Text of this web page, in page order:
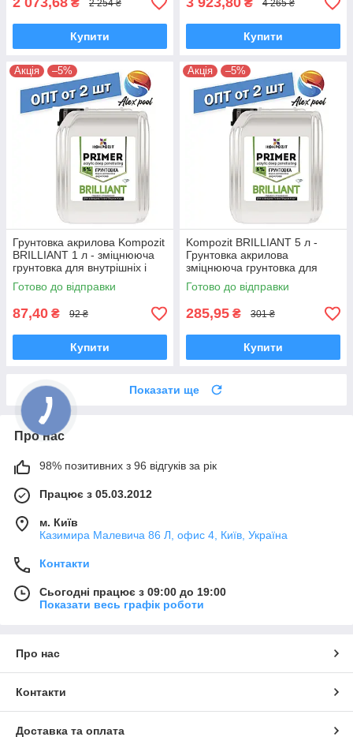
₴ 2 254 ₴
Купити
₴ 4 265 ₴
Купити
Акція –5%
Грунтовка акрилова Kompozit
BRILLIANT 1 л - зміцнююча
грунтовка для внутрішніх і
зовнішніх робіт
Готово до відправки
87,40 ₴ 92 ₴
Купити
Акція –5%
Kompozit BRILLIANT 5 л -
Грунтовка акрилова
зміцнююча грунтовка для
внутрішніх і зовнішніх робіт
Готово до відправки
285,95 ₴ 301 ₴
Купити
Показати ще
Про нас
98% позитивних з 96 відгуків за рік
Працює з 05.03.2012
м. Київ
Казимира Малевича 86 Л, офис 4, Київ, Україна
Контакти
Сьогодні працює з 09:00 до 19:00
Показати весь графік роботи
Про нас
Контакти
Доставка та оплата